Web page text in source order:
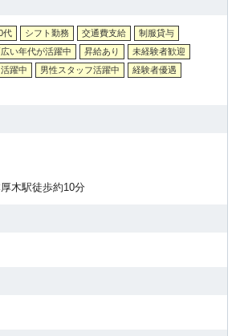
代 シフト勤務 交通費支給
制服貸与
い年代が活躍中 昇給あり
未経験者歓迎
躍中 男性スタッフ活躍中
経験者優遇
木駅徒歩約10分